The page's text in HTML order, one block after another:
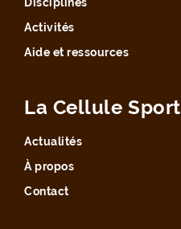
Activités
Aide et ressources
La Cellule Sport
Actualités
À propos
Contact